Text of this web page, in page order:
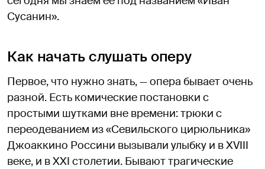
Сусанин».
Как начать слушать оперу
Первое, что нужно знать, — опера бывает очень
разной. Есть комические постановки с
простыми шутками вне времени: трюки с
переодеванием из «Севильского цирюльника»
Джоаккино Россини вызывали улыбку и в XVIII
веке, и в XXI столетии. Бывают трагические